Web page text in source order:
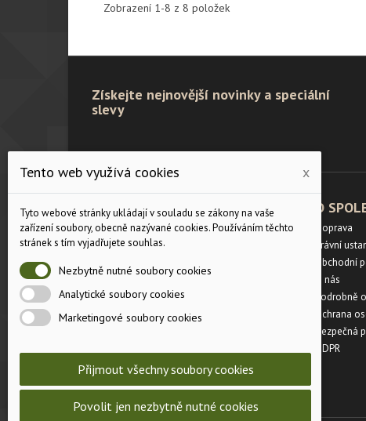
Zobrazení 1-8 z 8 položek
Získejte nejnovější novinky a speciální
slevy
PRODUKTY
Velikostní tabulka
Slevy
Napište nám
Mapa stránek
Prodejny
O
Doprava
Právní
Obchodní
O nás
Podrobně
Ochrana
Bezpečná
GDPR
Tento web využívá cookies x
Tyto webové stránky ukládají v souladu se zákony na vaše
zařízení soubory, obecně nazývané cookies. Používáním těchto
stránek s tím vyjadřujete souhlas.
Nezbytně nutné soubory cookies
Analytické soubory cookies
Marketingové soubory cookies
Přijmout všechny soubory cookies
Povolit jen nezbytně nutné cookies